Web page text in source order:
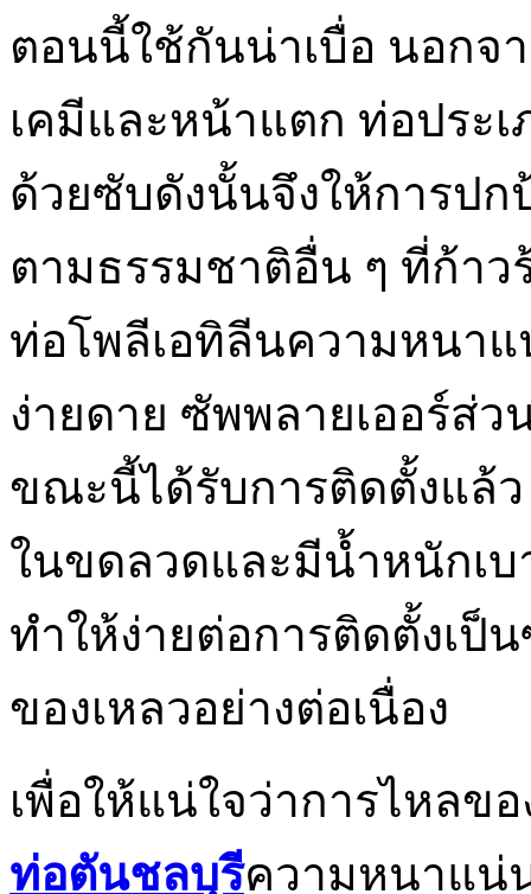
ตอนนี้ใช้กันน่าเบื่อ นอกจ
เคมีและหน้าแตก ท่อประ
ด้วยซับดังนั้นจึงให้การปก
ตามธรรมชาติอื่น ๆ ที่ก้า
ท่อโพลีเอทิลีนความหนา
ง่ายดาย ซัพพลายเออร์ส่
ขณะนี้ได้รับการติดตั้งแล้ว
ในขดลวดและมีน้ำหนักเ
ทำให้ง่ายต่อการติดตั้งเป็
ของเหลวอย่างต่อเนื่อง
เพื่อให้แน่ใจว่าการไหลข
ท่อตันชลบุรีความหนาแน่